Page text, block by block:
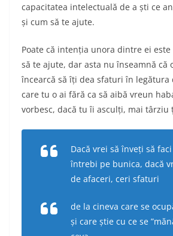
capacitatea intelectuală de a ști ce
și cum să te ajute.
Poate că intenția unora dintre ei
să te ajute, dar asta nu înseamnă că
încearcă să îți dea sfaturi în legătura
care tu o ai fără ca să aibă vreun
vorbesc, dacă tu îi asculți, mai târziu
Dacă vrei să înveți să
întrebi pe bunica, dacă
de afaceri, ceri sfaturi
de la cineva care se
și care știe cu ce se